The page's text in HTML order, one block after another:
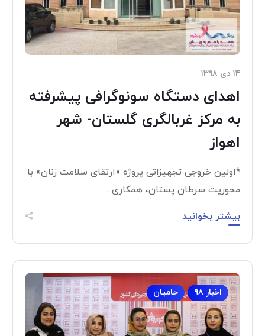
۱۴ دی ۱۳۹۸
اهدای دستگاه سونوگرافی پیشرفته
به مرکز غربالگری گلستان- شهر
اهواز
*اولین خروجی تجهیزاتی پروژه «ارتقای سلامت زنان» با
محوریت سرطان پستان، همکاری...
بیشتر بخوانید
اخبار 98 حامیان